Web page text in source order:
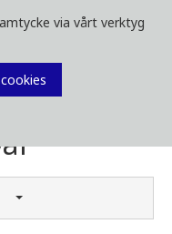
via vårt verktyg
bilder, videor,
Filtrera på
nedan.